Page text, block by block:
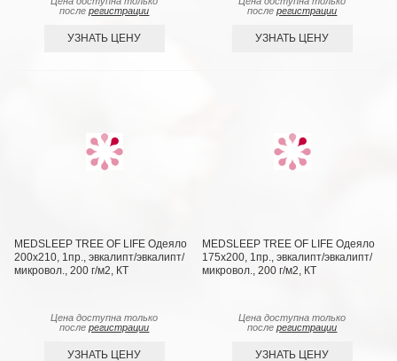
послерегистрации
УЗНАТЬ ЦЕНУ
послерегистрации
УЗНАТЬ ЦЕНУ
MEDSLEEP TREE OF LIFE Одеяло
200х210, 1пр., эвкалипт/эвкалипт/
микровол., 200 г/м2, КТ
Цена доступна только
послерегистрации
УЗНАТЬ ЦЕНУ
MEDSLEEP TREE OF LIFE Одеяло
175х200, 1пр., эвкалипт/эвкалипт/
микровол., 200 г/м2, КТ
Цена доступна только
послерегистрации
УЗНАТЬ ЦЕНУ